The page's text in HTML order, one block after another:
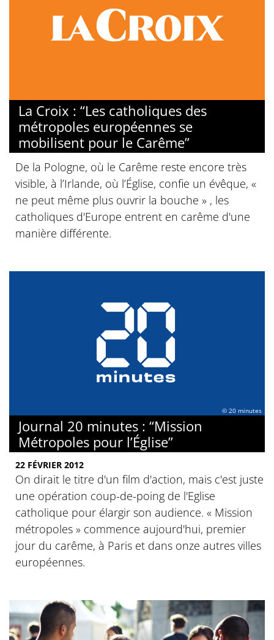
La Croix : “Les catholiques des
métropoles européennes se
mobilisent pour le Carême”
De la Pologne, où le Carême reste encore très
visible, à l’Irlande, où l’Église, confie un évêque, «
ne peut même plus ouvrir la bouche » , les
catholiques d'Europe entrent en carême d'une
manière différente.
© 20 minutes
Journal 20 minutes : “Mission
Métropoles pour l’Église”
22 FÉVRIER 2012
On dirait le titre d'un film d'action, mais c'est juste
une opération coup-de-poing de l'Eglise
catholique pour élargir son audience. « Mission
métropoles » commence aujourd'hui, premier
jour du carême, à Paris et dans onze autres villes
européennes.